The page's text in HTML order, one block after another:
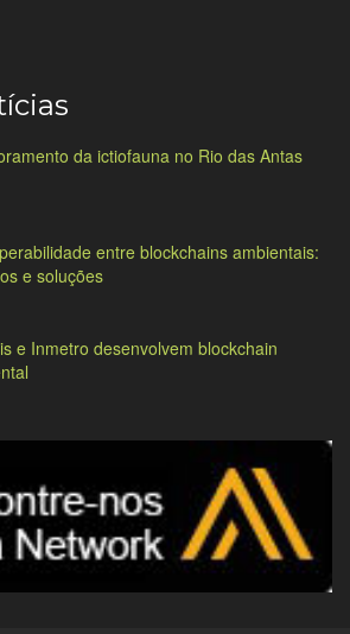
da ictiofauna no Rio das Antas
entre blockchains ambientais:
e soluções
e Inmetro desenvolvem blockchain